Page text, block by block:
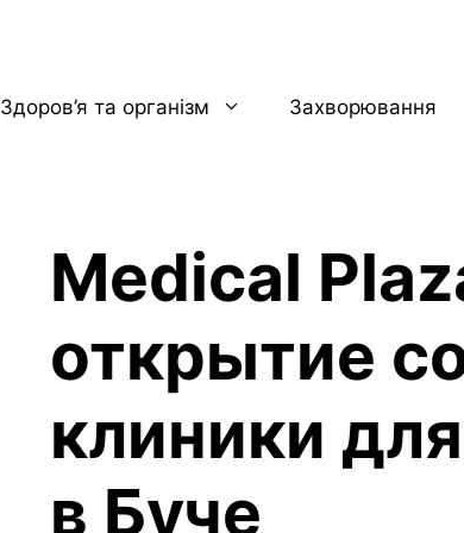
Здоров’я та організм Захворювання
Medical
открытие
клиники
в Буче